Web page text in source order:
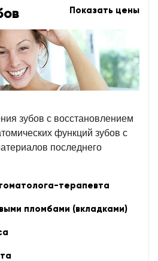
Показать цены
зубов с восстановлением
функций зубов с
последнего
терапевта
пломбами (вкладками)